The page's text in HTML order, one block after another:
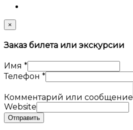
×
Заказ билета или экскурсии
Имя *
Телефон *
Комментарий или сообщение
Website
Отправить